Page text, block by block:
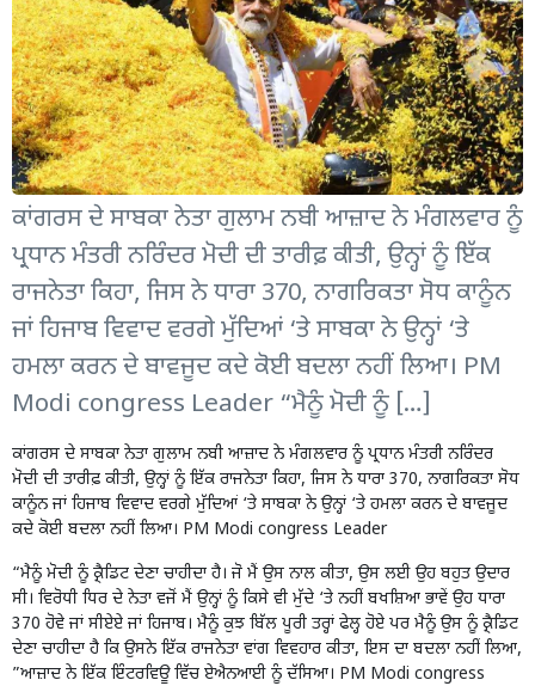
ਕਾਂਗਰਸ ਦੇ ਸਾਬਕਾ ਨੇਤਾ ਗੁਲਾਮ ਨਬੀ ਆਜ਼ਾਦ ਨੇ ਮੰਗਲਵਾਰ ਨੂੰ
ਪ੍ਰਧਾਨ ਮੰਤਰੀ ਨਰਿੰਦਰ ਮੋਦੀ ਦੀ ਤਾਰੀਫ਼ ਕੀਤੀ, ਉਨ੍ਹਾਂ ਨੂੰ ਇੱਕ
ਰਾਜਨੇਤਾ ਕਿਹਾ, ਜਿਸ ਨੇ ਧਾਰਾ 370, ਨਾਗਰਿਕਤਾ ਸੋਧ ਕਾਨੂੰਨ
ਜਾਂ ਹਿਜਾਬ ਵਿਵਾਦ ਵਰਗੇ ਮੁੱਦਿਆਂ ‘ਤੇ ਸਾਬਕਾ ਨੇ ਉਨ੍ਹਾਂ ‘ਤੇ
ਹਮਲਾ ਕਰਨ ਦੇ ਬਾਵਜੂਦ ਕਦੇ ਕੋਈ ਬਦਲਾ ਨਹੀਂ ਲਿਆ। PM
Modi congress Leader “ਮੈਨੂੰ ਮੋਦੀ ਨੂੰ […]
ਕਾਂਗਰਸ ਦੇ ਸਾਬਕਾ ਨੇਤਾ ਗੁਲਾਮ ਨਬੀ ਆਜ਼ਾਦ ਨੇ ਮੰਗਲਵਾਰ ਨੂੰ ਪ੍ਰਧਾਨ ਮੰਤਰੀ ਨਰਿੰਦਰ
ਮੋਦੀ ਦੀ ਤਾਰੀਫ਼ ਕੀਤੀ, ਉਨ੍ਹਾਂ ਨੂੰ ਇੱਕ ਰਾਜਨੇਤਾ ਕਿਹਾ, ਜਿਸ ਨੇ ਧਾਰਾ 370, ਨਾਗਰਿਕਤਾ ਸੋਧ
ਕਾਨੂੰਨ ਜਾਂ ਹਿਜਾਬ ਵਿਵਾਦ ਵਰਗੇ ਮੁੱਦਿਆਂ ‘ਤੇ ਸਾਬਕਾ ਨੇ ਉਨ੍ਹਾਂ ‘ਤੇ ਹਮਲਾ ਕਰਨ ਦੇ ਬਾਵਜੂਦ
ਕਦੇ ਕੋਈ ਬਦਲਾ ਨਹੀਂ ਲਿਆ। PM Modi congress Leader
“ਮੈਨੂੰ ਮੋਦੀ ਨੂੰ ਕ੍ਰੈਡਿਟ ਦੇਣਾ ਚਾਹੀਦਾ ਹੈ। ਜੋ ਮੈਂ ਉਸ ਨਾਲ ਕੀਤਾ, ਉਸ ਲਈ ਉਹ ਬਹੁਤ ਉਦਾਰ
ਸੀ। ਵਿਰੋਧੀ ਧਿਰ ਦੇ ਨੇਤਾ ਵਜੋਂ ਮੈਂ ਉਨ੍ਹਾਂ ਨੂੰ ਕਿਸੇ ਵੀ ਮੁੱਦੇ ‘ਤੇ ਨਹੀਂ ਬਖਸ਼ਿਆ ਭਾਵੇਂ ਉਹ ਧਾਰਾ
370 ਹੋਵੇ ਜਾਂ ਸੀਏਏ ਜਾਂ ਹਿਜਾਬ। ਮੈਨੂੰ ਕੁਝ ਬਿੱਲ ਪੂਰੀ ਤਰ੍ਹਾਂ ਫੇਲ੍ਹ ਹੋਏ ਪਰ ਮੈਨੂੰ ਉਸ ਨੂੰ ਕ੍ਰੈਡਿਟ
ਦੇਣਾ ਚਾਹੀਦਾ ਹੈ ਕਿ ਉਸਨੇ ਇੱਕ ਰਾਜਨੇਤਾ ਵਾਂਗ ਵਿਵਹਾਰ ਕੀਤਾ, ਇਸ ਦਾ ਬਦਲਾ ਨਹੀਂ ਲਿਆ,
”ਆਜ਼ਾਦ ਨੇ ਇੱਕ ਇੰਟਰਵਿਊ ਵਿੱਚ ਏਐਨਆਈ ਨੂੰ ਦੱਸਿਆ। PM Modi congress